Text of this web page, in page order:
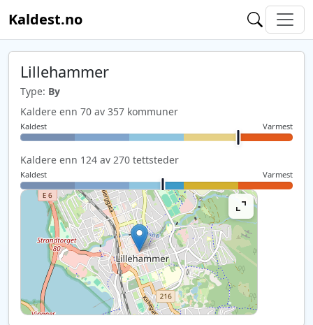
Kaldest.no
Lillehammer
Type: By
Kaldere enn 70 av 357 kommuner
Kaldest Varmest
Kaldere enn 124 av 270 tettsteder
Kaldest Varmest